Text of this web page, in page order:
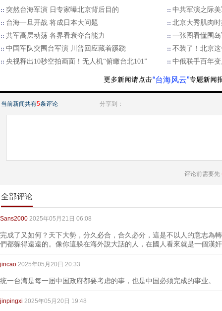
突然台海军演 日专家曝北京背后目的
中共军演之际
台海一旦开战 将成日本大问题
北京大秀肌肉
​共军高层动荡 各界看衰夺台能力
一张图看懂围
中国军队突围台军演 川普回应藏着蹊跷
不装了！北京
央视释出10秒空拍画面！无人机“俯瞰台北101”
中俄联手百年
“台海风云”
当前新闻共有5条评论 分享到：
评论前需要先
全部评论
Sans2000 2025年05月21日 06:08
完成了又如何？天下大勢，分久必合，合久必分，這是不以人的意志為
們都躲得遠遠的。像你這躲在海外說大話的人，在國人看來就是一個漢
jincao 2025年05月20日 20:33
统一台湾是每一届中国政府都要考虑的事，也是中国必须完成的事业。
jinpingxi 2025年05月20日 19:48